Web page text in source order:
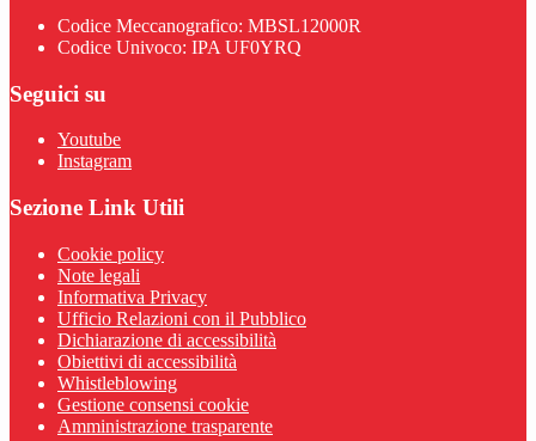
Codice Meccanografico: MBSL12000R
Codice Univoco: IPA UF0YRQ
Seguici su
Youtube
Instagram
Sezione Link Utili
Cookie policy
Note legali
Informativa Privacy
Ufficio Relazioni con il Pubblico
Dichiarazione di accessibilità
Obiettivi di accessibilità
Whistleblowing
Gestione consensi cookie
Amministrazione trasparente